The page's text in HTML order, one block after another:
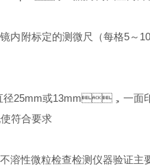
目镜内附标定的测微尺（每格5～
25mm或13mm，一面
使符合要求
溶性微粒检查检测仪器验证主要